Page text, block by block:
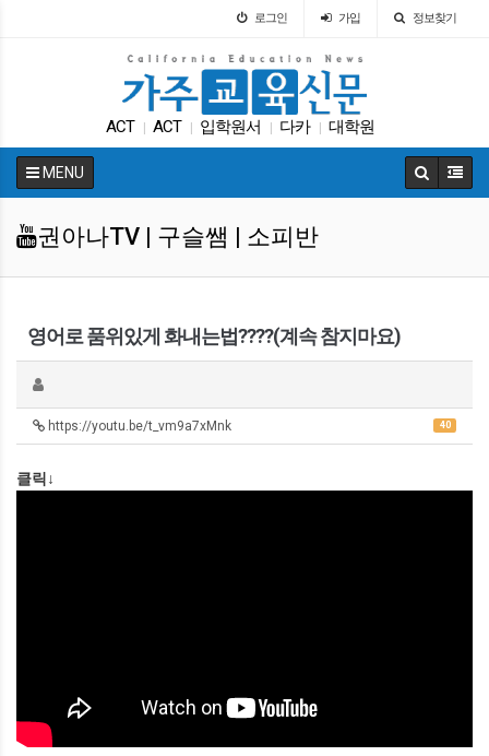
로그인 가입 정보찾기
ACT ACT 입학원서 다카 대학원
| 캘리포니아 교육부 매그닛 스쿨 SAT Fafsa
MENU
권아나TV | 구슬쌤 | 소피반
영어로 품위있게 화내는법????(계속 참지마요)
40
https://youtu.be/t_vm9a7xMnk
클릭↓